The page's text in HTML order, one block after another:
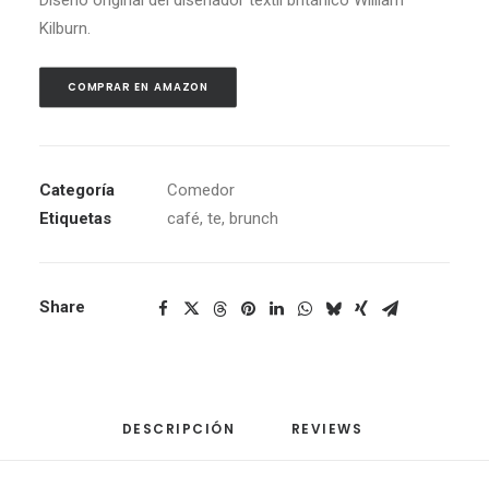
Kilburn.
COMPRAR EN AMAZON
Categoría
Comedor
Etiquetas
café, te, brunch
Share
DESCRIPCIÓN REVIEWS